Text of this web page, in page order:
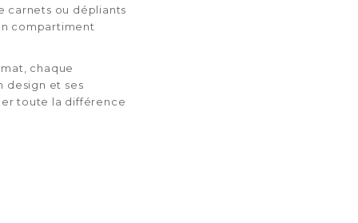
carnets ou dépliants
compartiment
chaque
design et ses
toute la différence